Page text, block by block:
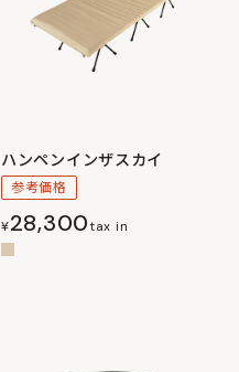
ハンペンインザスカイ
参考価格
¥28,300tax in